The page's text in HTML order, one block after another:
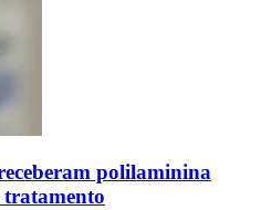
polilaminina